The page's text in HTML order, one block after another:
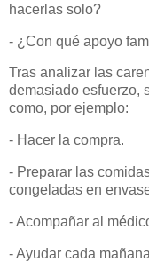
hacerlas solo?
- ¿Con qué apoyo
Tras analizar las
demasiado esfuerzo,
como, por ejemplo:
- Hacer la compra.
- Preparar las
congeladas en
- Acompañar al
- Ayudar cada